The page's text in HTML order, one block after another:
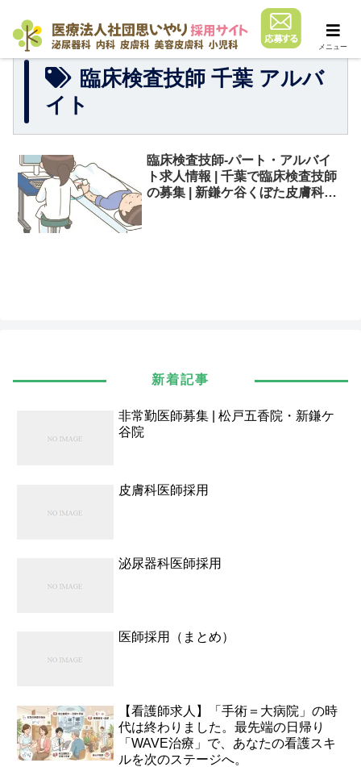
臨床検査技師 千葉 アルバ
イト
臨床検査技師-パート・アルバイ
ト求人情報 | 千葉で臨床検査技師
の募集 | 新鎌ケ谷くぼた皮膚科泌
新着記事
非常勤医師募集 | 松戸五香院・新鎌ケ
谷院
皮膚科医師採用
泌尿器科医師採用
医師採用（まとめ）
【看護師求人】「手術＝大病院」の時
代は終わりました。最先端の日帰り
「WAVE治療」で、あなたの看護スキ
ルを次のステージへ。
メニュー